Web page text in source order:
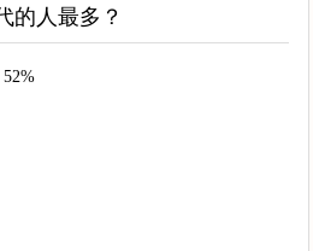
的人最多？
52%